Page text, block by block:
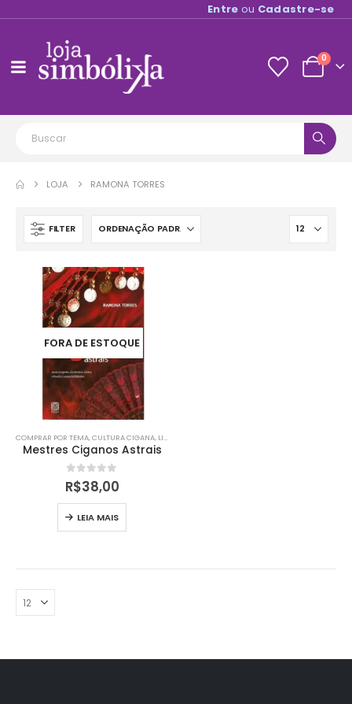
Entre ou Cadastre-se
0
LOJA RAMONA TORRES
FILTER
FORA DE ESTOQUE
COMPRAR POR TEMA,CULTURA CIGANA, LIVROS
Mestres Ciganos Astrais
0 out of 5
R$38,00
LEIA MAIS